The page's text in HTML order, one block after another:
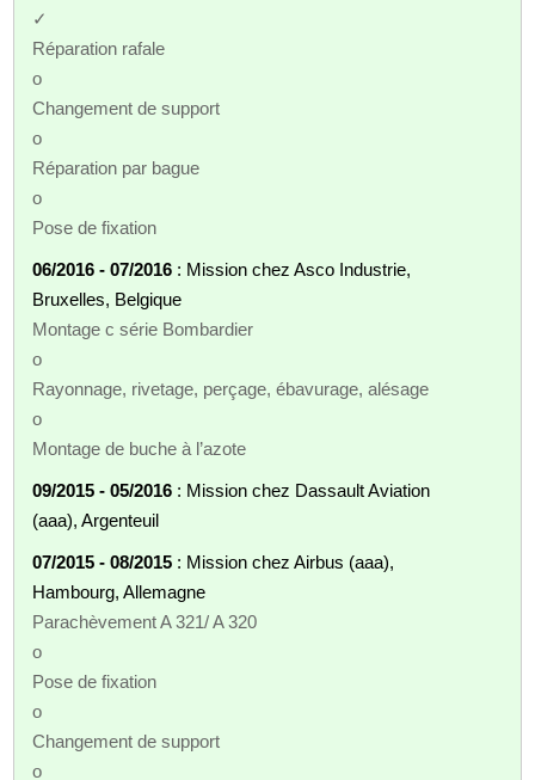
✓
Réparation rafale
o
Changement de support
o
Réparation par bague
o
Pose de fixation
06/2016 - 07/2016 : Mission chez Asco Industrie,
Bruxelles, Belgique
Montage c série Bombardier
o
Rayonnage, rivetage, perçage, ébavurage, alésage
o
Montage de buche à l’azote
09/2015 - 05/2016 : Mission chez Dassault Aviation
(aaa), Argenteuil
07/2015 - 08/2015 : Mission chez Airbus (aaa),
Hambourg, Allemagne
Parachèvement A 321/ A 320
o
Pose de fixation
o
Changement de support
o